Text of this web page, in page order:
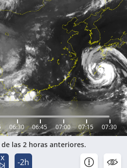
06:30 06:45 07:00 07:15 07:30
las 2 horas anteriores.
-2h